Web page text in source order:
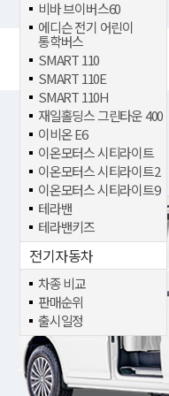
비바 브이버스60
에디슨 전기 어린이
통학버스
SMART 110
SMART 110E
SMART 110H
재일홀딩스 그린타운 400
이비온 E6
이온모터스 시티라이트
이온모터스 시티라이트2
이온모터스 시티라이트9
테라밴
테라밴키즈
전기자동차
차종 비교
판매순위
출시일정